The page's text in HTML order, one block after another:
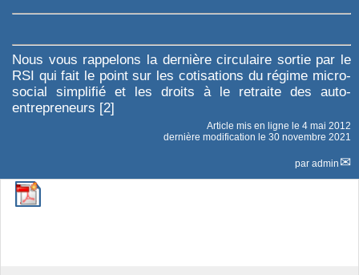
Nous vous rappelons la dernière circulaire sortie par le
RSI qui fait le point sur les cotisations du régime micro-
social simplifié et les droits à le retraite des auto-
entrepreneurs [2]
Article mis en ligne le 4 mai 2012
dernière modification le 30 novembre 2021
par admin